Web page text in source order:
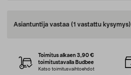
Asiantuntija vastaa (1 vastattu kysymys)
Toimitus alkaen 3,90 €
toimitustavalla Budbee
Katso toimitusvaihtoehdot